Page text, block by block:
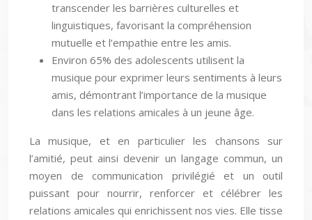
transcender les barrières culturelles et
linguistiques, favorisant la compréhension
mutuelle et l’empathie entre les amis.
Environ 65% des adolescents utilisent la
musique pour exprimer leurs sentiments à leurs
amis, démontrant l’importance de la musique
dans les relations amicales à un jeune âge.
La musique, et en particulier les chansons sur
l’amitié, peut ainsi devenir un langage commun, un
moyen de communication privilégié et un outil
puissant pour nourrir, renforcer et célébrer les
relations amicales qui enrichissent nos vies. Elle tisse